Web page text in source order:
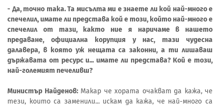
- Да, точно така. Та мисълта ми е знаете ли кой най-много е
спечелил, имате ли представа кой е този, който най-много е
спечелил от тази, както ние я наричаме в нашето
предаване, официална корупция у нас, тази чудесна
далавера, в която уж нещата са законни, а ти лишаваш
държавата от ресурс и... имате ли представа? Кой е този,
най-големият печеливш?
Министър Найденов:Макар че хората очакват да кажа, че
тези, които са заменили... искам да кажа, че най-много са